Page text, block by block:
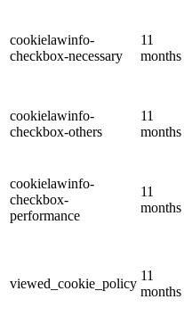
cookielawinfo-
checkbox-necessary
11
months
cookielawinfo-
checkbox-others
11
months
cookielawinfo-
checkbox-
performance
11
months
viewed_cookie_policy
11
months